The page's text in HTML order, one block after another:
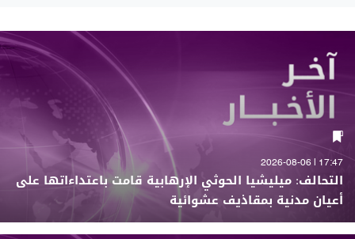
17:47 | 2026-08-06
التحالف: ميليشيا الحوثي الإرهابية قامت باعتداءاتها على
أعيان مدنية بمقاذيف عشوائية